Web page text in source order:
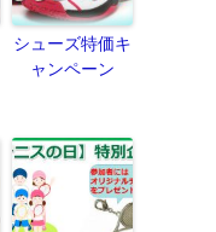
シューズ特価キ
ャンペーン